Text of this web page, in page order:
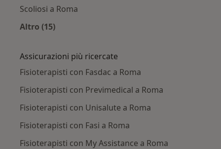
Scoliosi a Roma
Altro (15)
Assicurazioni più ricercate
Fisioterapisti con Fasdac a Roma
Fisioterapisti con Previmedical a Roma
Fisioterapisti con Unisalute a Roma
Fisioterapisti con Fasi a Roma
Fisioterapisti con My Assistance a Roma